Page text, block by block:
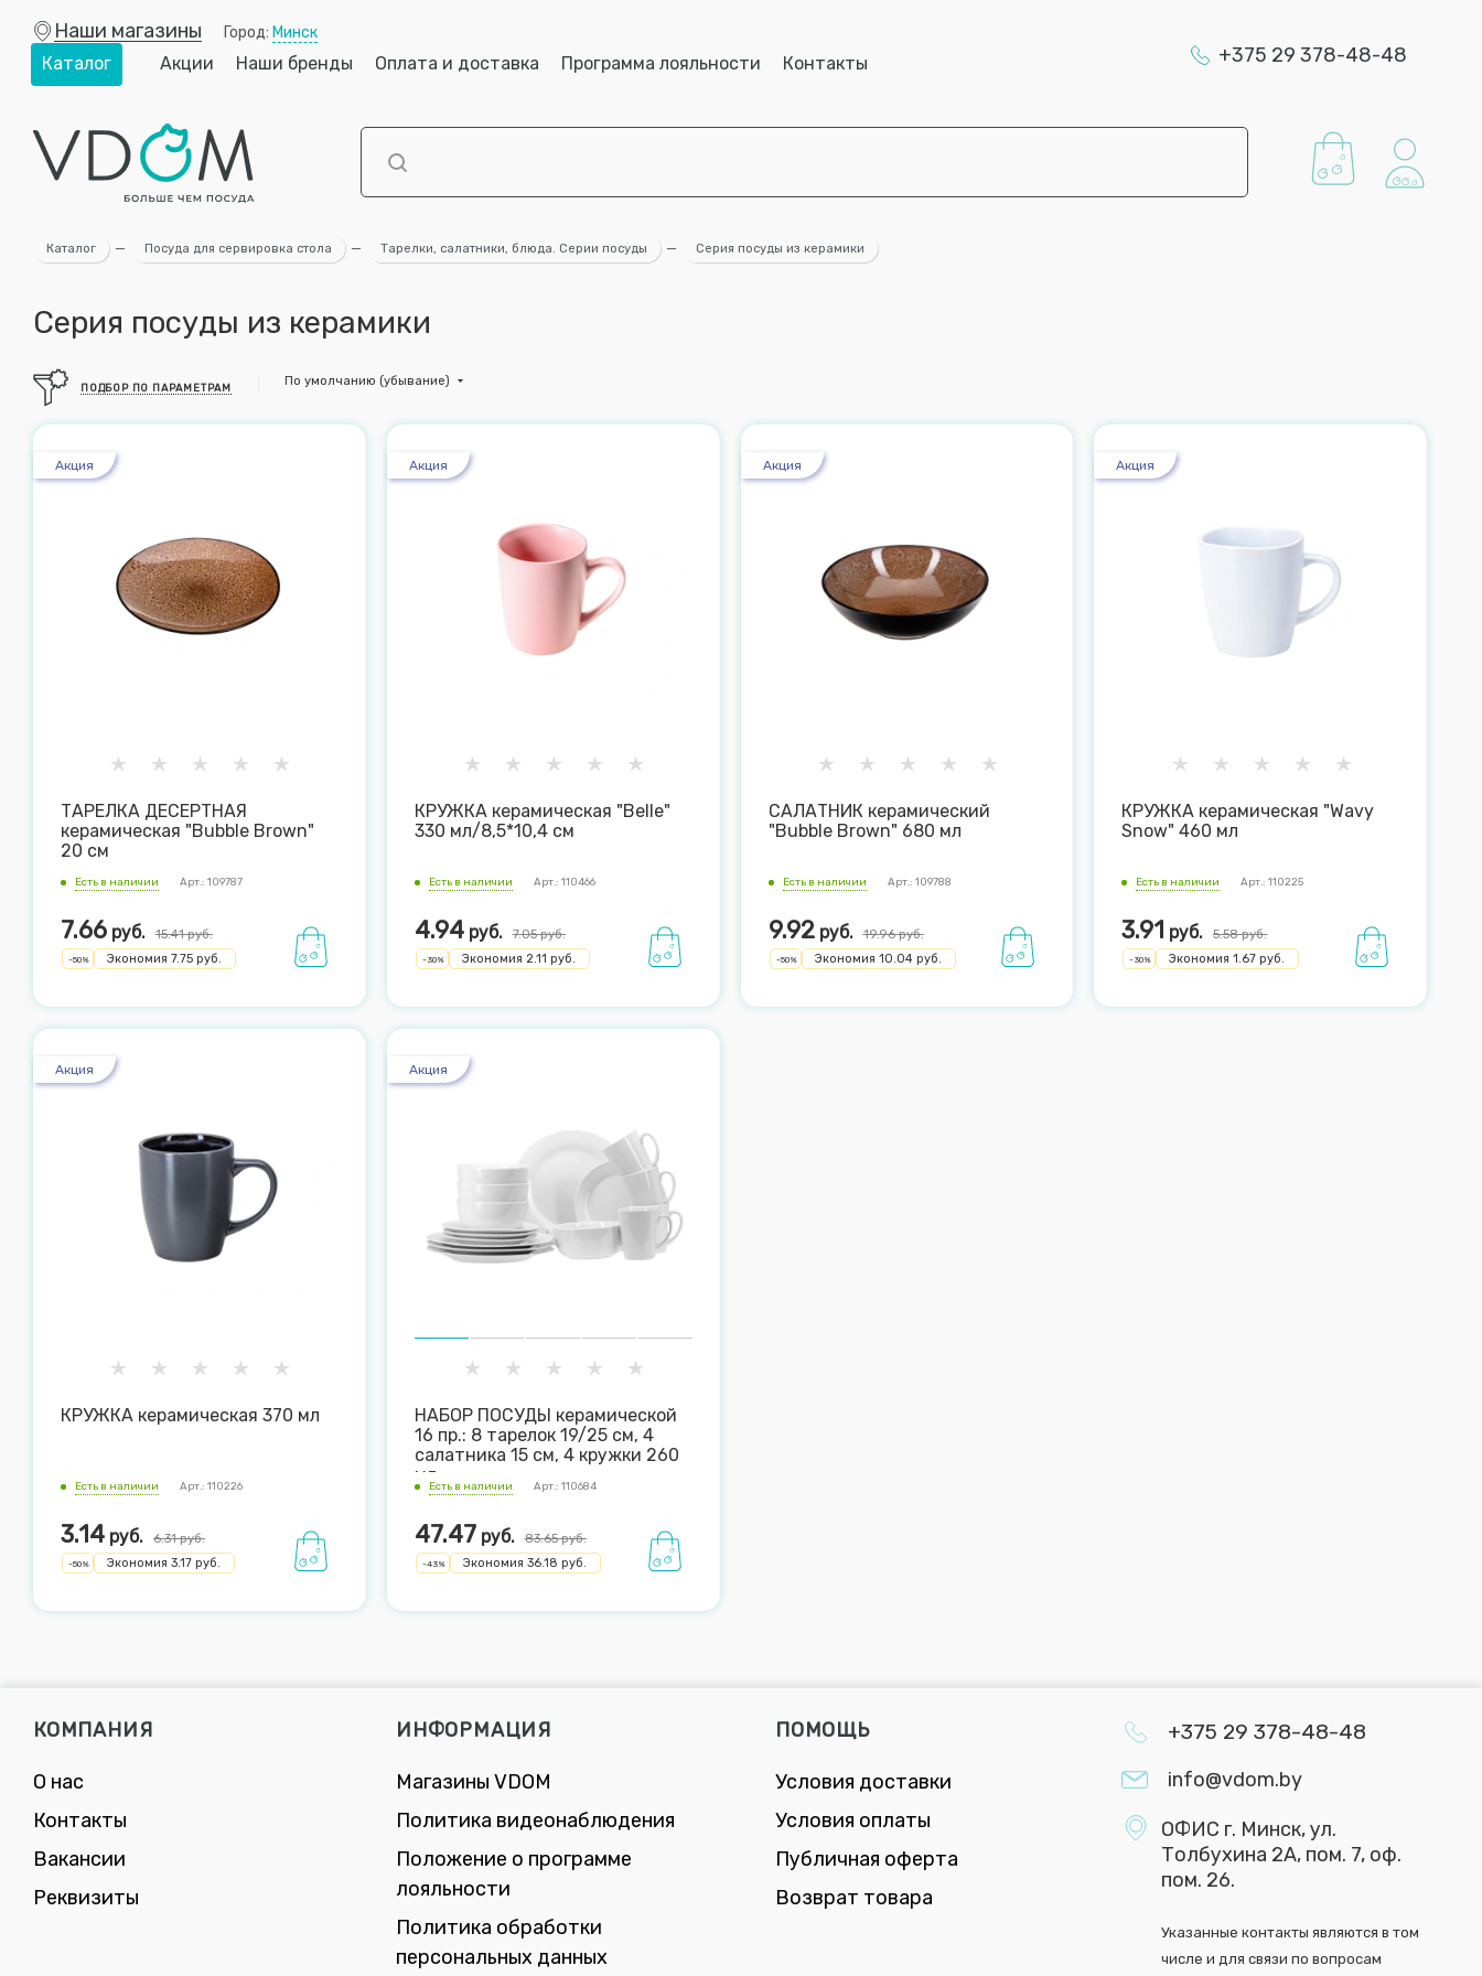
Наши магазины Город: Минск
Каталог Акции Наши бренды Оплата и доставка Программа лояльности Контакты +375 29 378-48-48
Каталог — Посуда для сервировка стола — Тарелки, салатники, блюда. Серии посуды — Серия посуды из керамики
Серия посуды из керамики
ПОДБОР ПО ПАРАМЕТРАМ По умолчанию (убывание)
Акция
ТАРЕЛКА ДЕСЕРТНАЯ
керамическая "Bubble Brown"
20 см
Есть в наличии Арт.: 109787
7.66 руб. 15.41руб.
-50% Экономия 7.75 руб.
Акция
КРУЖКА керамическая "Belle"
330 мл/8,5*10,4 см
Есть в наличии Арт.: 110466
4.94руб. 7.05руб.
-30% Экономия 2.11 руб.
Акция
САЛАТНИК керамический
"Bubble Brown" 680 мл
Есть в наличии Арт.: 109788
9.92руб. 19.96руб.
-50% Экономия 10.04руб.
Акция
КРУЖКА керамическая "Wavy
Snow" 460 мл
Есть в наличии Арт.: 110225
3.91 руб. 5.58руб.
-30% Экономия1.67 руб.
Акция
КРУЖКА керамическая 370 мл
Есть в наличии Арт.: 110226
3.14 руб. 6.31руб.
-50% Экономия 3.17 руб.
Акция
НАБОР ПОСУДЫ керамической
16 пр.: 8 тарелок 19/25 см, 4
салатника 15 см, 4 кружки 260
мл
Есть в наличии Арт.: 110684
47.47 руб. 83.65руб.
-43% Экономия 36.18 руб.
КОМПАНИЯ
О нас
Контакты
Вакансии
Реквизиты
ИНФОРМАЦИЯ
Магазины VDOM
Политика видеонаблюдения
Положение о программе
лояльности
Политика обработки
персональных данных
ПОМОЩЬ
Условия доставки
Условия оплаты
Публичная оферта
Возврат товара
+375 29 378-48-48
info@vdom.by
ОФИС г. Минск, ул.
Толбухина 2А, пом. 7, оф.
пом. 26.
Указанные контакты являются в том
числе и для связи по вопросам